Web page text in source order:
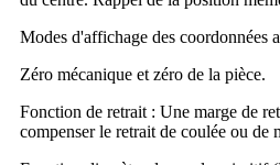
Modes d'affichage des coordonnées
Zéro mécanique et zéro de la pièce.
Fonction de retrait : Une marge de
compenser le retrait de coulée ou de